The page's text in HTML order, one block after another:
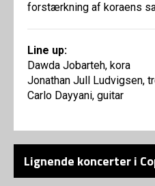
forstærkning af koraens
Line up:
Dawda Jobarteh, kora
Jonathan Jull Ludvigsen,
Carlo Dayyani, guitar
Lignende koncerter i